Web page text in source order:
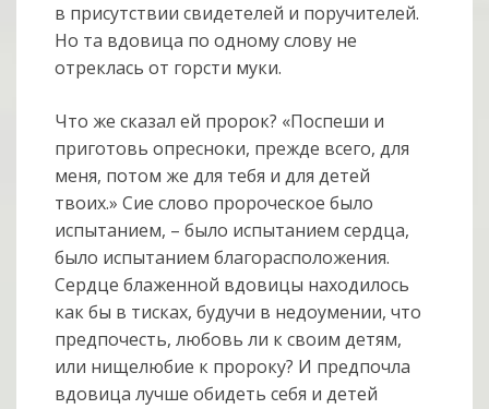
в присутствии свидетелей и поручителей.
Но та вдовица по одному слову не
отреклась от горсти муки.
Что же сказал ей пророк? «Поспеши и
приготовь опресноки, прежде всего, для
меня, потом же для тебя и для детей
твоих.» Сие слово пророческое было
испытанием, – было испытанием сердца,
было испытанием благорасположения.
Сердце блаженной вдовицы находилось
как бы в тисках, будучи в недоумении, что
предпочесть, любовь ли к своим детям,
или нищелюбие к пророку? И предпочла
вдовица лучше обидеть себя и детей